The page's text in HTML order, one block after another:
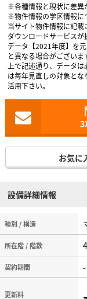
※各種情報と現状に差異
※物件情報の学区情報に
当サイト物件情報に記
ダウンロードサービス
データ【2021年度】を
と異なる場合がござい
上で記述通り、データ
は毎年見直しの対象と
活用下さい。
3
お気に
設備詳細情報
種別 / 構造
所在階 / 階数
契約期間 -
更新料